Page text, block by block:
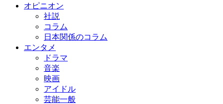
オピニオン
社説
コラム
日本関係のコラム
エンタメ
ドラマ
音楽
映画
アイドル
芸能一般